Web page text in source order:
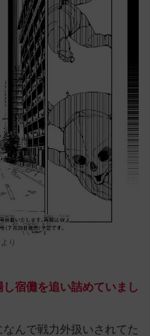
り
宿儺を追い詰めていまし
んで戦力外扱いされてた